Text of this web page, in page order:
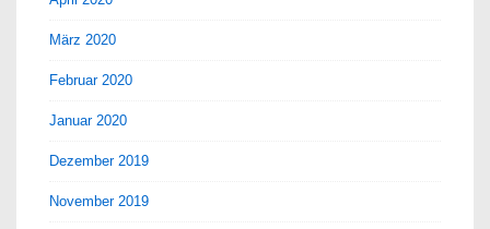
März 2020
Februar 2020
Januar 2020
Dezember 2019
November 2019